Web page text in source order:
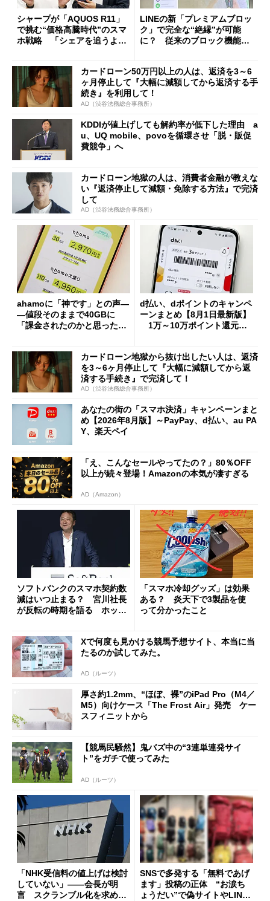
シャープが「AQUOS R11」
で挑む“価格高騰時代”のスマ
ホ戦略 「シェアを追うより
LINEの新「プレミアムブロッ
ク」で完全な“絶縁”が可能
に？ 従来のブロック機能と
カードローン50万円以上の人は、返済を3～6
ヶ月停止して『大幅に減額してから返済する手
続き』を利用して！
AD（渋谷法務総合事務所）
KDDIが値上げしても解約率が低下した理由 a
u、UQ mobile、povoを循環させ「脱・販促
費競争」へ
カードローン地獄の人は、消費者金融が教えな
い『返済停止して減額・免除する方法』で完済
して
AD（渋谷法務総合事務所）
ahamoに「神です」との声―
―値段そのままで40GBに
「課金されたのかと思った」
d払い、dポイントのキャンペ
ーンまとめ【8月1日最新版】
1万～10万ポイント還元の
カードローン地獄から抜け出したい人は、返済
を3～6ヶ月停止して『大幅に減額してから返
済する手続き』で完済して！
AD（渋谷法務総合事務所）
あなたの街の「スマホ決済」キャンペーンまと
め【2026年8月版】～PayPay、d払い、au PA
Y、楽天ペイ
「え、こんなセールやってたの？」80％OFF
以上が続々登場！Amazonの本気が凄すぎる
AD（Amazon）
ソフトバンクのスマホ契約数
減はいつ止まる？ 宮川社長
が反転の時期を語る ホッピ
「スマホ冷却グッズ」は効果
ある？ 炎天下で3製品を使
って分かったこと
Xで何度も見かける競馬予想サイト、本当に当
たるのか試してみた。
AD（ルーツ）
厚さ約1.2mm、“ほぼ、裸”のiPad Pro（M4／
M5）向けケース「The Frost Air」発売 ケー
スフィニットから
【競馬民騒然】鬼バズ中の“3連単連発サイ
ト”をガチで使ってみた
AD（ルーツ）
「NHK受信料の値上げは検討
していない」――会長が明
言 スクランブル化を求める
SNSで多発する「無料であげ
ます」投稿の正体 “お涙ち
ょうだい”で偽サイトやLINE